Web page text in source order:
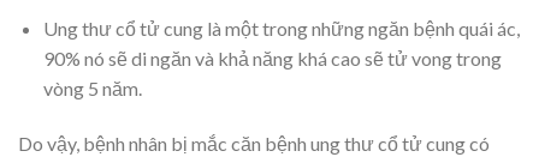
Ung thư cổ tử cung là một trong những ngăn bệnh quái ác,
90% nó sẽ di ngăn và khả năng khá cao sẽ tử vong trong
vòng 5 năm.
Do vậy, bệnh nhân bị mắc căn bệnh ung thư cổ tử cung có